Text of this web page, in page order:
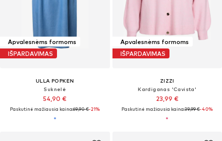
Apvalesnėms formoms
IŠPARDAVIMAS
ULLA POPKEN
Suknelė
54,90 €
Paskutinė mažiausia kaina:69,90 €-21%
Apvalesnėms formoms
IŠPARDAVIMAS
ZIZZI
Kardiganas 'Cavista'
23,99 €
Paskutinė mažiausia kaina:39,99 €-40%